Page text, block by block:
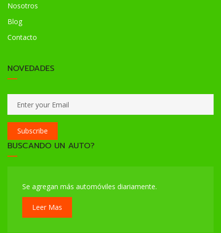
Nosotros
Blog
Contacto
NOVEDADES
Subscribe
BUSCANDO UN AUTO?
Se agregan más automóviles diariamente.
Leer Mas